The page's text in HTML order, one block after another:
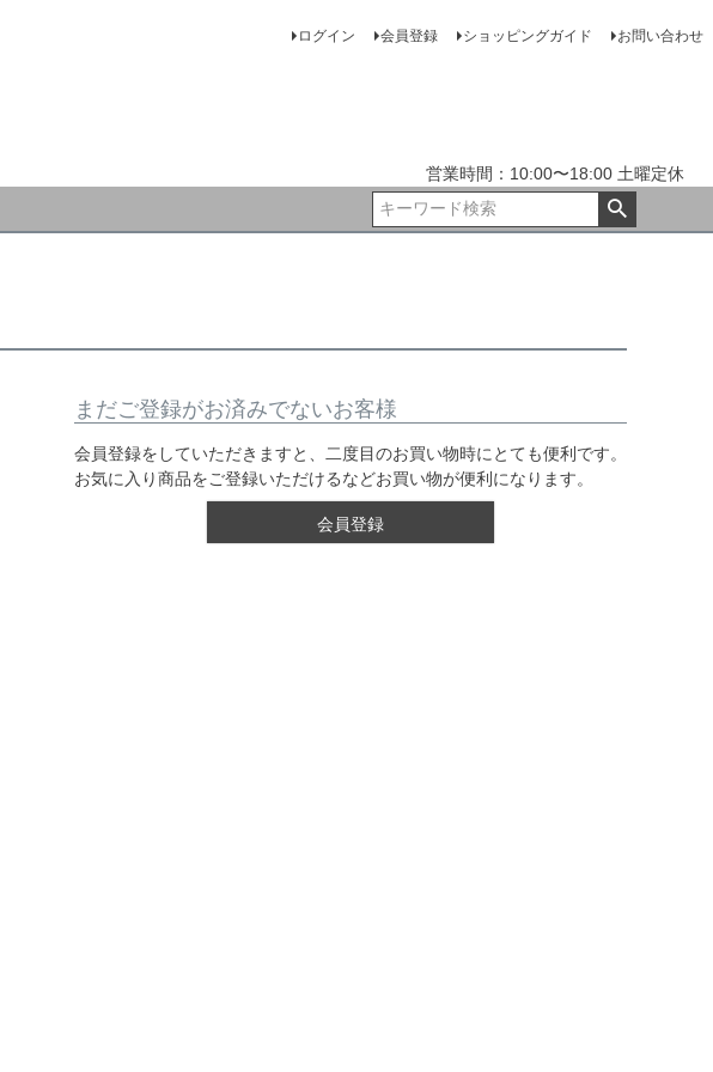
ログイン 会員登録 ショッピングガイド お問い合わせ
営業時間：10:00〜18:00 土曜定休
まだご登録がお済みでないお客様
会員登録をしていただきますと、二度目のお買い物時にとても便利です。
お気に入り商品をご登録いただけるなどお買い物が便利になります。
会員登録